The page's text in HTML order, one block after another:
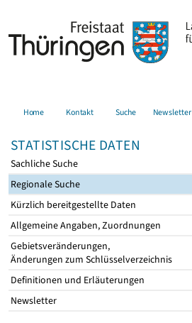
Home Kontakt Suche Newsletter
STATISTISCHE DATEN
Sachliche Suche
Regionale Suche
Kürzlich bereitgestellte Daten
Allgemeine Angaben, Zuordnungen
Gebietsveränderungen,
Änderungen zum Schlüsselverzeichnis
Definitionen und Erläuterungen
Newsletter